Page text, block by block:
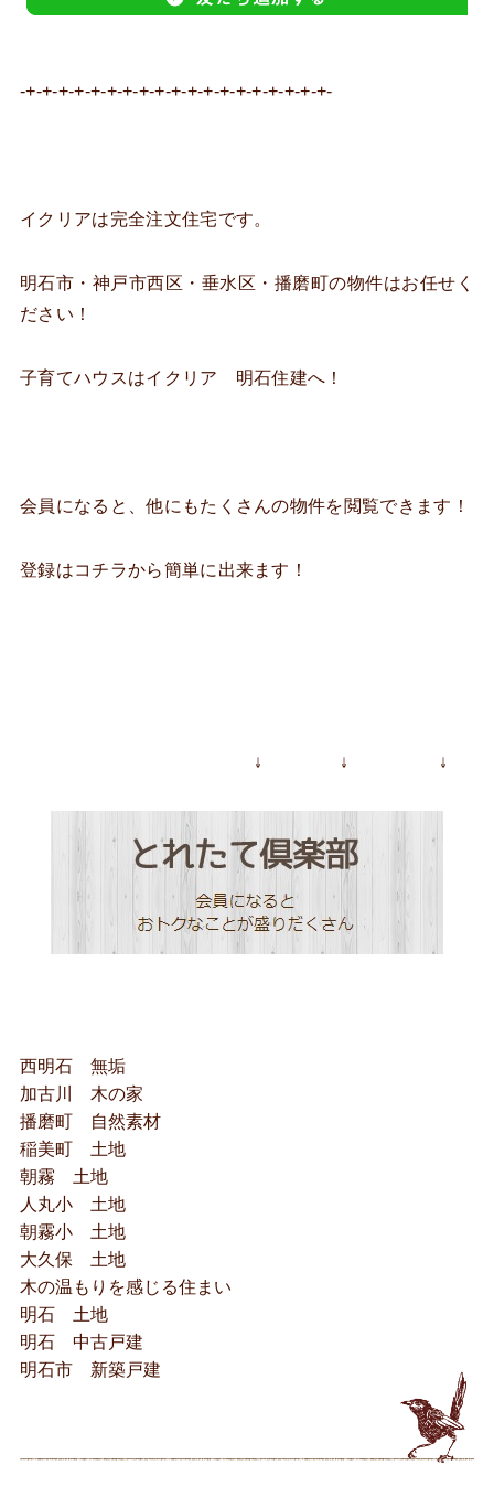
-+-+-+-+-+-+-+-+-+-+-+-+-+-+-+-+-+-+-+-
イクリアは完全注文住宅です。
明石市・神戸市西区・垂水区・播磨町の物件はお任せく
ださい！
子育てハウスはイクリア 明石住建へ！
会員になると、他にもたくさんの物件を閲覧できます！
登録はコチラから簡単に出来ます！
↓ ↓ ↓
西明石 無垢
加古川 木の家
播磨町 自然素材
稲美町 土地
朝霧 土地
人丸小 土地
朝霧小 土地
大久保 土地
木の温もりを感じる住まい
明石 土地
明石 中古戸建
明石市 新築戸建